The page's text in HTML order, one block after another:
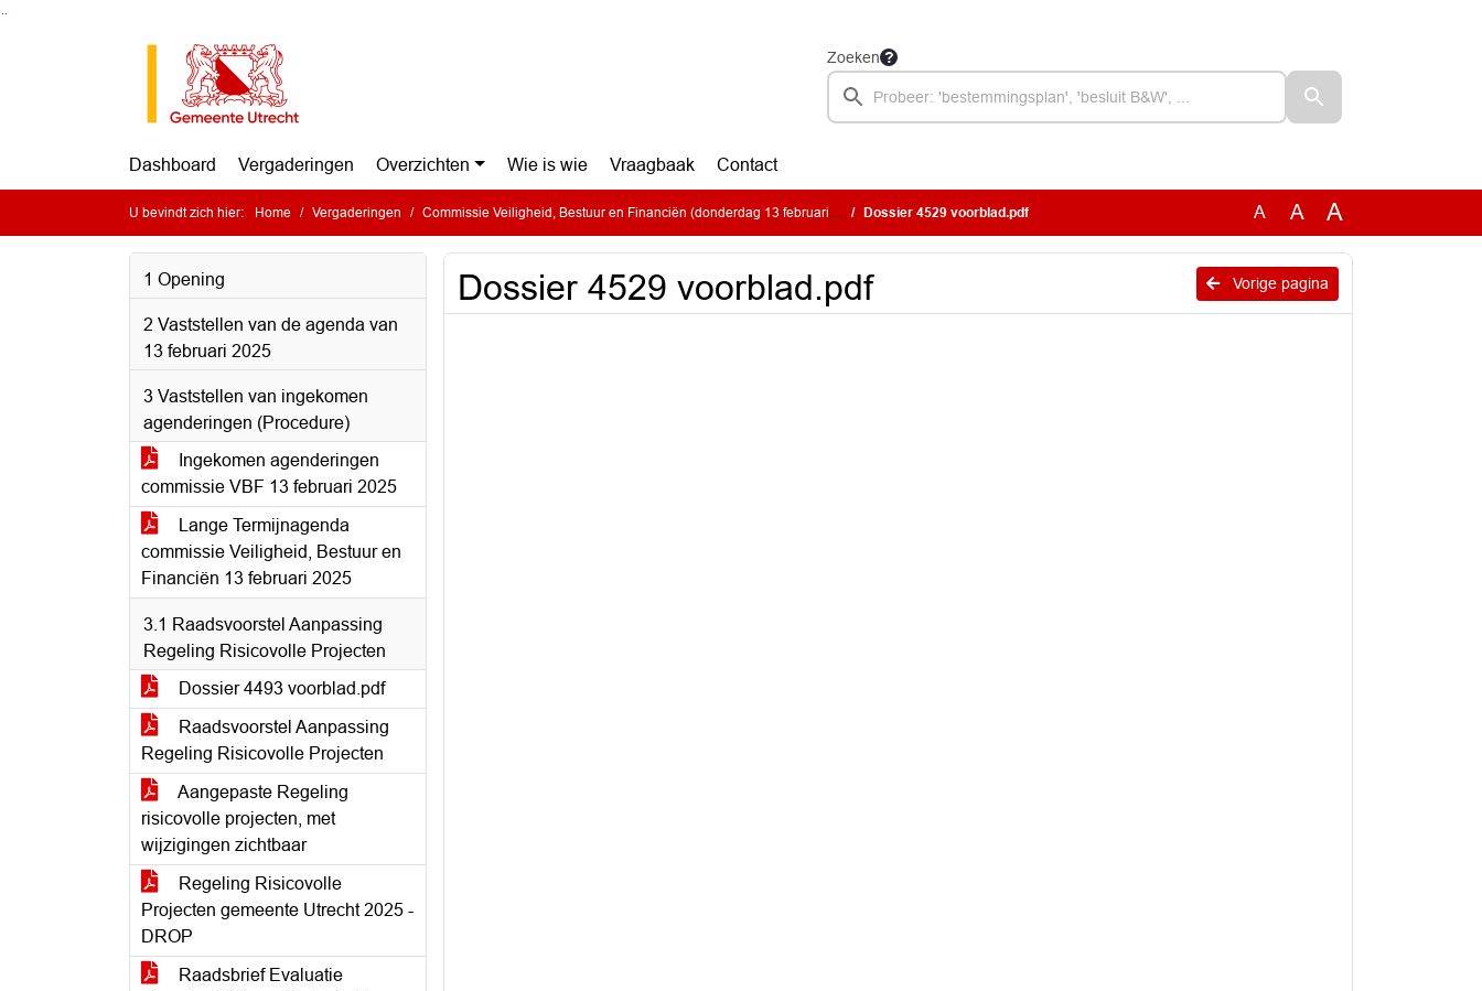
Zoeken
Dashboard Vergaderingen Overzichten Wie is wie Vraagbaak Contact
U bevindt zich hier: Home Vergaderingen Commissie Veiligheid, Bestuur en Financiën (donderdag 13 februari 2025) Dossier 4529 voorblad.pdf A A A
1 Opening
2 Vaststellen van de agenda van
13 februari 2025
3 Vaststellen van ingekomen
agenderingen (Procedure)
Ingekomen agenderingen
commissie VBF 13 februari 2025
Lange Termijnagenda
commissie Veiligheid, Bestuur en
Financiën 13 februari 2025
3.1 Raadsvoorstel Aanpassing
Regeling Risicovolle Projecten
Dossier 4493 voorblad.pdf
Raadsvoorstel Aanpassing
Regeling Risicovolle Projecten
Aangepaste Regeling
risicovolle projecten, met
wijzigingen zichtbaar
Regeling Risicovolle
Projecten gemeente Utrecht 2025 -
DROP
Raadsbrief Evaluatie
Vorige pagina
Dossier 4529 voorblad.pdf